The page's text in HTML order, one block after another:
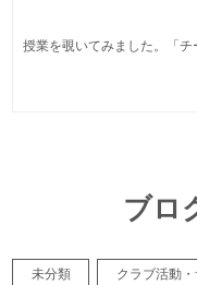
授業を覗いてみました。「チ
ブロ
未分類 クラブ活動